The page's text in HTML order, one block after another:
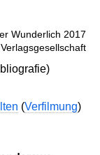
Wunderlich 2017
(Verfilmung)